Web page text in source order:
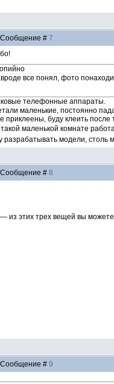
Сообщение # 7
все понял, фото
телефонные аппараты.
маленькие, постоянно
буду клеить после
маленькой комнате
модели, столь
Сообщение # 8
— из этих трех вещей вы
Сообщение # 9